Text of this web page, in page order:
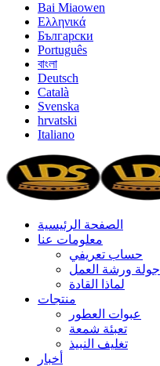
Bai Miaowen
Ελληνικά
Български
Português
বাংলা
Deutsch
Català
Svenska
hrvatski
Italiano
الصفحة الرئيسية
معلومات عنا
حساب تعريفي
جولة ورشة العمل
لماذا القادة
منتجات
عبوات العطور
تعبئة شمعة
تغليف النبيذ
أخبار